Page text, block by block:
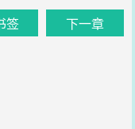
签 下一章